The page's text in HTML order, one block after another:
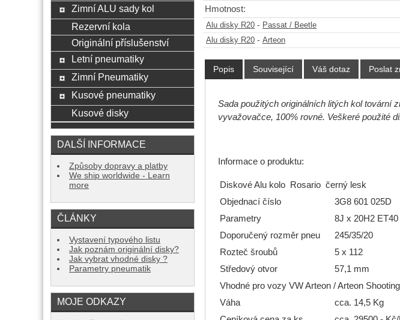
Hmotnost:
Alu disky R20 - Passat / Beetle
Alu disky R20 - Arteon
Popis Související Váš dotaz Poslat
Sada použitých originálních litých kol tovární
vyvažovačce, 100% rovné. Veškeré použité
Informace o produktu:
Diskové Alu kolo Rosario černý lesk
Objednací číslo
3G8 601 025D
Parametry
8J x 20H2 ET40
Doporučený rozměr pneu
245/35/20
Rozteč šroubů
5 x 112
Středový otvor
57,1 mm
Vhodné pro vozy VW Arteon / Arteon
Váha
cca. 14,5 Kg
Zimní ALU sady kol
Rezervní kola
Originální příslušenství
Letní pneumatiky
Zimní Pneumatiky
Kusové pneumatiky
Kusové disky
DALŠÍ INFORMACE
Způsoby dopravy a platby
We ship worldwide - Learn
more
ČLÁNKY
Vystavení typového listu
Jak poznám originální disky?
Jak vybrat vhodné disky ?
Parametry pneumatik
MOJE ODKAZY